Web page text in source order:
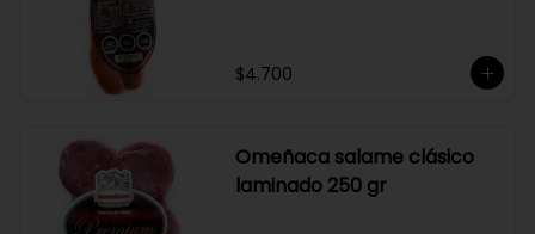
$4.700
Omeñaca salame clásico
laminado 250 gr